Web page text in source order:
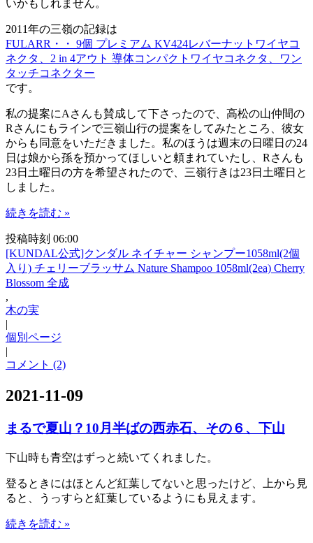
いかもしれません。
2011年の三嶺の記録は
FULARR・・ 9個 プレミアム KV424レバーナットワイヤコ
ネクタ、2 in 4アウト 導体コンパクトワイヤコネクタ、ワン
タッチコネクター
です。
私の提案にAさんも賛成して下さったので、高松の山仲間の
Rさんにもラインで三嶺山行の提案をしてみたところ、彼女
からも同意をいただきました。私のほうは週末の日曜日の24
日は娘から孫を預かってほしいと頼まれていたし、Rさんも
23日土曜日の方を希望されたので、三嶺行きは23日土曜日と
しました。
続きを読む »
投稿時刻 06:00
[KUNDAL公式]クンダル ネイチャー シャンプー1058ml(2個
入り) チェリーブラッサム Nature Shampoo 1058ml(2ea) Cherry
Blossom 全成
,
木の実
|
個別ページ
|
コメント (2)
2021-11-09
まるで夏山？10月半ばの西赤石、その６、下山
下山時も青空はずっと続いてくれました。
登るときにはほとんど紅葉してないと思ったけど、上から見
ると、うっすらと紅葉しているようにも見えます。
続きを読む »